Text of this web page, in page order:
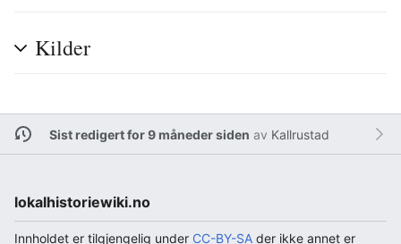
Kilder
Sist redigert for 9 måneder siden av Kallrustad
lokalhistoriewiki.no
Innholdet er tilgjengelig under CC-BY-SA der ikke annet er